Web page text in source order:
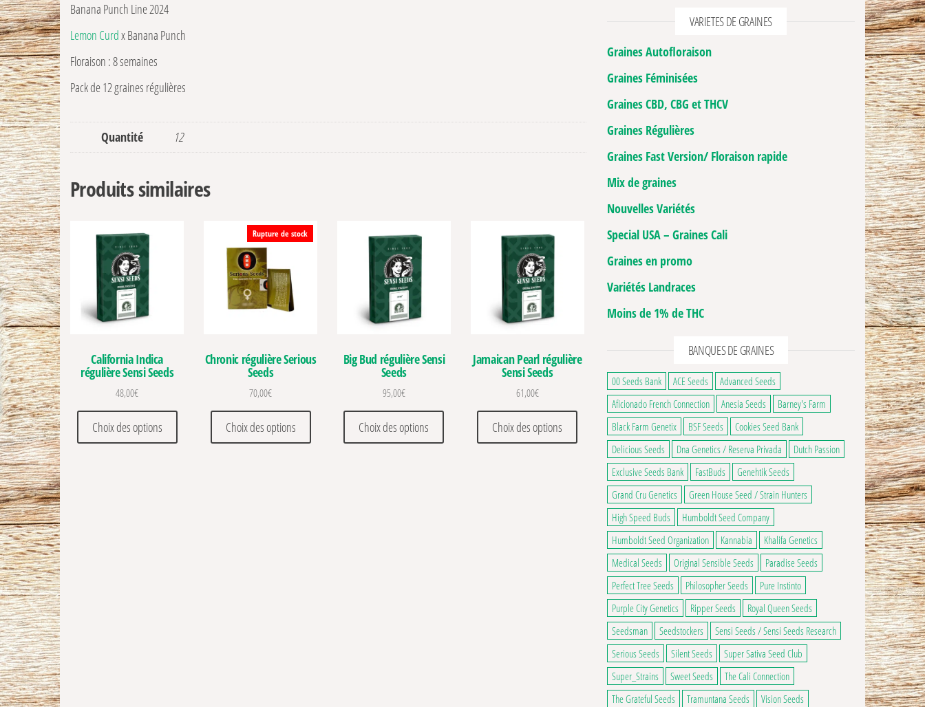
Banana Punch Line 2024
Lemon Curdx Banana Punch
Floraison : 8 semaines
Pack de 12 graines régulières
Quantité 12
Produits similaires
California Indica
régulière Sensi Seeds
48,00€
Choix des options
Ce produit a plusieurs variations. Les options peuvent être choisies sur la page du produit
Rupture de stock
Chronic régulière Serious
Seeds
70,00€
Choix des options
Ce produit a plusieurs variations. Les options peuvent être choisies sur la page du produit
Big Bud régulière Sensi
Seeds
95,00€
Choix des options
Ce produit a plusieurs variations. Les options peuvent être choisies sur la page du produit
Jamaican Pearl régulière
Sensi Seeds
61,00€
Choix des options
Ce produit a plusieurs variations. Les options peuvent être choisies sur la page du
VARIETES DE GRAINES
Graines Autofloraison
Graines Féminisées
Graines CBD, CBG et THCV
Graines Régulières
Graines Fast Version/ Floraison rapide
Mix de graines
Nouvelles Variétés
Special USA – Graines Cali
Graines en promo
Variétés Landraces
Moins de 1% de THC
BANQUES DE GRAINES
00 Seeds Bank ACE Seeds
Advanced Seeds
Aficionado French Connection
Anesia Seeds
Barney's Farm
Black Farm Genetix
BSF Seeds
Cookies Seed Bank
Delicious Seeds
Dna Genetics / Reserva Privada
Dutch Passion
Exclusive Seeds Bank
FastBuds
Genehtik Seeds
Grand Cru Genetics
Green House Seed / Strain Hunters
High Speed Buds
Humboldt Seed Company
Humboldt Seed Organization
Kannabia
Khalifa Genetics
Medical Seeds
Original Sensible Seeds
Paradise Seeds
Perfect Tree Seeds
Philosopher Seeds
Pure Instinto
Purple City Genetics
Ripper Seeds
Royal Queen Seeds
Seedsman
Seedstockers
Sensi Seeds / Sensi Seeds Research
Serious Seeds
Silent Seeds
Super Sativa Seed Club
Super_Strains
Sweet Seeds
The Cali Connection
The Grateful Seeds
Tramuntana Seeds
Vision Seeds